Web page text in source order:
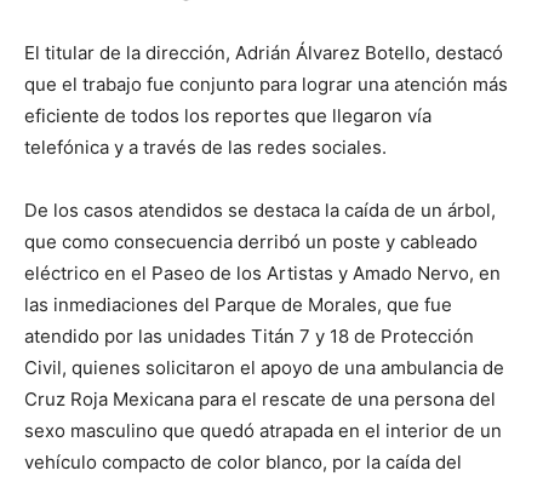
El titular de la dirección, Adrián Álvarez Botello, destacó
que el trabajo fue conjunto para lograr una atención más
eficiente de todos los reportes que llegaron vía
telefónica y a través de las redes sociales.
De los casos atendidos se destaca la caída de un árbol,
que como consecuencia derribó un poste y cableado
eléctrico en el Paseo de los Artistas y Amado Nervo, en
las inmediaciones del Parque de Morales, que fue
atendido por las unidades Titán 7 y 18 de Protección
Civil, quienes solicitaron el apoyo de una ambulancia de
Cruz Roja Mexicana para el rescate de una persona del
sexo masculino que quedó atrapada en el interior de un
vehículo compacto de color blanco, por la caída del